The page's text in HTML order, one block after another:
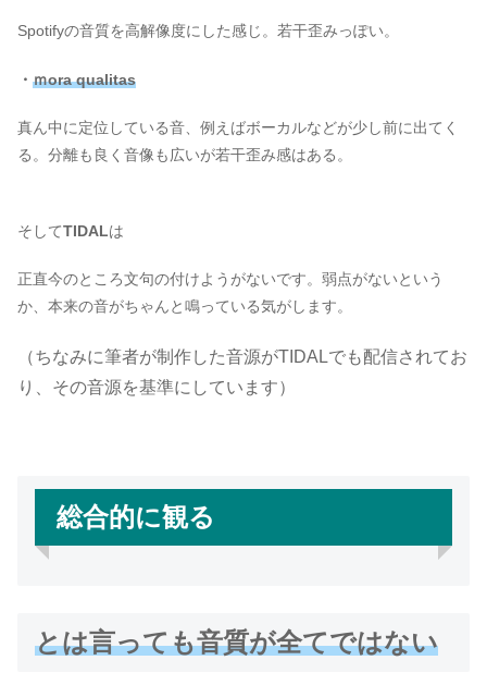
Spotifyの音質を高解像度にした感じ。若干歪みっぽい。
・ ｍora qualitas
真ん中に定位している音、例えばボーカルなどが少し前に出てく
る。分離も良く音像も広いが若干歪み感はある。
そしてTIDALは
正直今のところ文句の付けようがないです。弱点がないという
か、本来の音がちゃんと鳴っている気がします。
（ちなみに筆者が制作した音源がTIDALでも配信されてお
り、その音源を基準にしています）
総合的に観る
とは言っても音質が全てではない